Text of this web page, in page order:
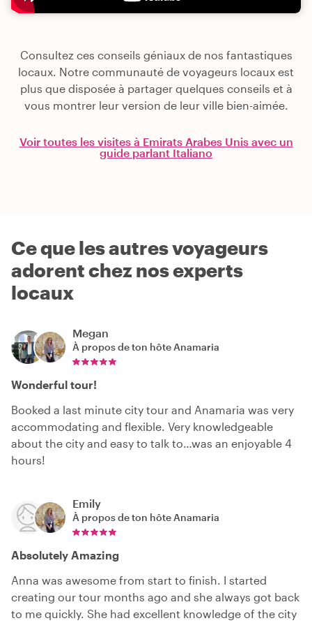
Consultez ces conseils géniaux de nos fantastiques
locaux. Notre communauté de voyageurs locaux est
plus que disposée à partager quelques conseils et à
vous montrer leur version de leur ville bien-aimée.
Voir toutes les visites à Emirats Arabes Unis avec un
guide parlant Italiano
Ce que les autres voyageurs
adorent chez nos experts
locaux
Megan
À propos de ton hôte Anamaria
Wonderful tour!
Booked a last minute city tour and Anamaria was very
accommodating and flexible. Very knowledgeable
about the city and easy to talk to…was an enjoyable 4
hours!
Emily
À propos de ton hôte Anamaria
Absolutely Amazing
Anna was awesome from start to finish. I started
creating our tour months ago and she always got back
to me quickly. She had excellent knowledge of the city